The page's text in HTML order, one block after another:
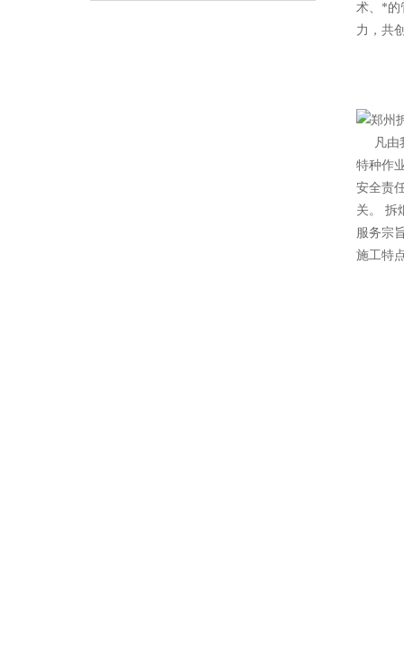
术、*的
力，共
凡由
特种作
安全责
关。 拆
服务宗
施工特